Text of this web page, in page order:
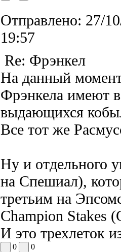
Отправлено: 27/
19:57
Re: Фрэнкел
На данный
Фрэнкела имеют
выдающихся
Все тот же
Ну и отдельного
на Спешиал),
третьим на
Champion Stakes
И это трехлеток
0 0